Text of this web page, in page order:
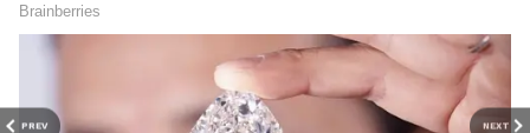
PREV NEXT